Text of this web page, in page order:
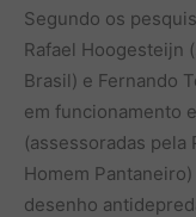
Segundo os
Rafael Hoogesteijn
Brasil) e Fernando
em funcionamento
(assessoradas
Homem
desenho